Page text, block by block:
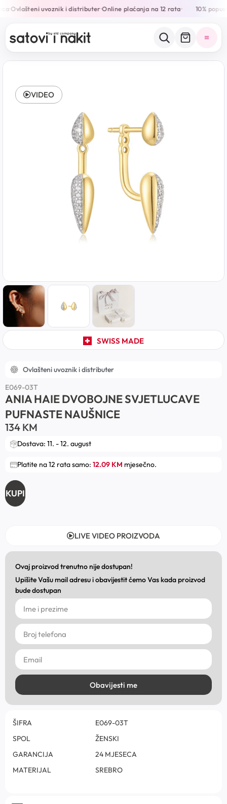
•Ovlašteni uvoznik i distributer•Online plaćanja na 12 rata• 10%
SWISS MADE
VIDEO
Ovlašteni uvoznik i distributer
E069-03T
ANIA HAIE DVOBOJNE SVJETLUCAVE
PUFNASTE NAUŠNICE
134 KM
Dostava: 11. - 12. august
Platite na 12 rata samo: 12.09 KM mjesečno.
KUPI
LIVE VIDEO PROIZVODA
Ovaj proizvod trenutno nije dostupan!
Upišite Vašu mail adresu i obavijestit ćemo Vas kada proizvod
bude dostupan
Obavijesti me
ŠIFRA
E069-03T
SPOL
ŽENSKI
GARANCIJA
24 MJESECA
MATERIJAL
SREBRO